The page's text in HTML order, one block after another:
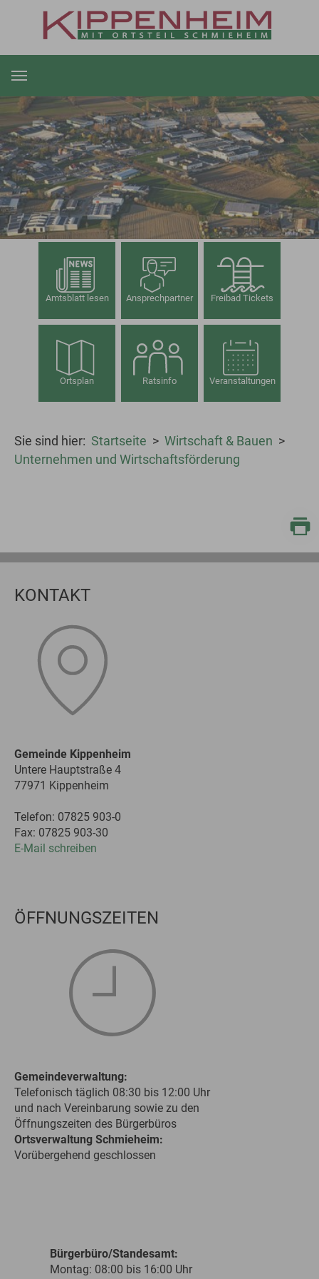
Zum Hauptinhalt springen
Amtsblatt lesen Ansprechpartner Freibad Tickets
Ortsplan Ratsinfo Veranstaltungen
Sie sind hier:
Startseite
Wirtschaft & Bauen
Unternehmen und Wirtschaftsförderung
KONTAKT
Gemeinde Kippenheim
Untere Hauptstraße 4
77971 Kippenheim
Telefon: 07825 903-0
Fax: 07825 903-30
E-Mail schreiben
ÖFFNUNGSZEITEN
Gemeindeverwaltung:
Telefonisch täglich 08:30 bis 12:00 Uhr
und nach Vereinbarung sowie zu den
Öffnungszeiten des Bürgerbüros
Ortsverwaltung Schmieheim:
Vorübergehend geschlossen
Bürgerbüro/Standesamt:
Montag: 08:00 bis 16:00 Uhr